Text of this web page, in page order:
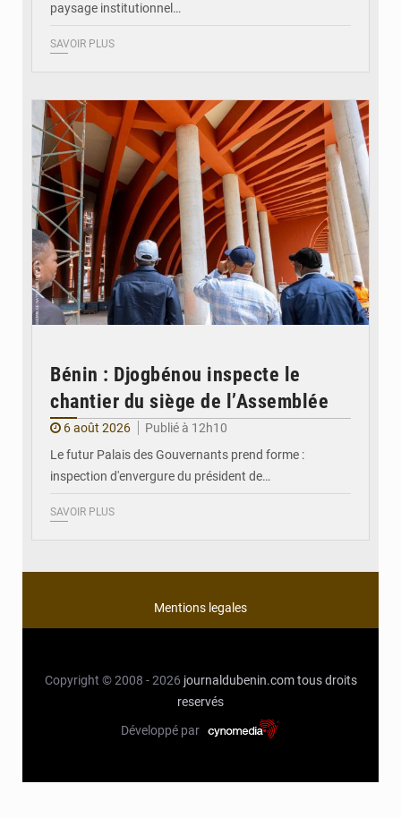
paysage institutionnel…
SAVOIR PLUS
Bénin : Djogbénou inspecte le
chantier du siège de l’Assemblée
6 août 2026
Publié à 12h10
Le futur Palais des Gouvernants prend forme :
inspection d'envergure du président de…
SAVOIR PLUS
Mentions legales
Copyright © 2008 - 2026 journaldubenin.com tous droits
reservés
Développé par